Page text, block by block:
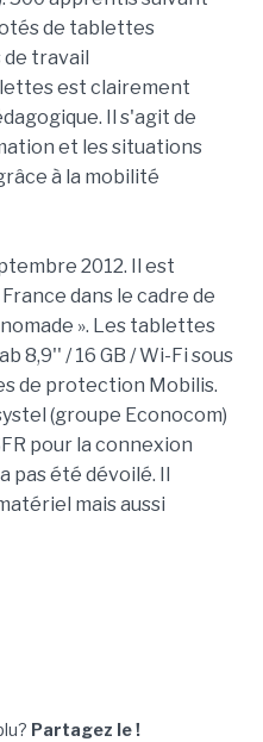
de tablettes
travail
est clairement
Il s'agit de
et les situations
à la mobilité
2012. Il est
dans le cadre de
». Les tablettes
8,9'' / 16 GB / Wi-Fi sous
de protection Mobilis.
(groupe Econocom)
pour la connexion
pas été dévoilé. Il
mais aussi
Partagez le !